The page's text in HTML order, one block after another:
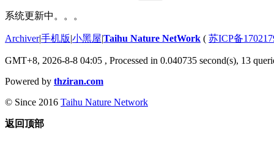
系统更新中。。。
Archiver|手机版|小黑屋|Taihu Nature NetWork ( 苏ICP备
GMT+8, 2026-8-8 04:05 , Processed in 0.040735 second(s), 13
Powered by thziran.com
© Since 2016 Taihu Nature Network
返回顶部